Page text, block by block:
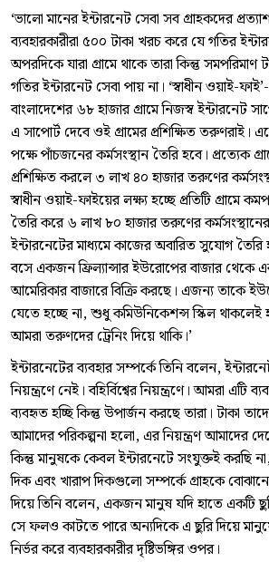
‘ভালো মানের ইন্টারনেট সেবা সব গ্রাহকদের
ব্যবহারকারীরা ৫০০ টাকা খরচ করে যে গতির
অপরদিকে যারা গ্রামে থাকে তারা কিন্তু
গতির ইন্টারনেট সেবা পায় না। ‘স্বাধীন ওয়াই-
বাংলাদেশের ৬৮ হাজার গ্রামে নিজস্ব ইন্টারনেট
এ সাপোর্ট দেবে ওই গ্রামের প্রশিক্ষিত তরুণরাই।
পক্ষে পাঁচজনের কর্মসংস্থান তৈরি হবে। প্রত্যেক
প্রশিক্ষিত করলে ৩ লাখ ৪০ হাজার তরুণের
স্বাধীন ওয়াই-ফাইয়ের লক্ষ্য হচ্ছে প্রতিটি গ্রামে
তৈরি করে ৬ লাখ ৮০ হাজার তরুণের কর্মসংস্থানের
ইন্টারনেটের মাধ্যমে কাজের অবারিত সুযোগ
বসে একজন ফ্রিল্যান্সার ইউরোপের বাজার থেকে
আমেরিকার বাজারে বিক্রি করছে। এজন্য তাকে
যেতে হচ্ছে না, শুধু কমিউনিকেশন্স স্কিল
আমরা তরুণদের ট্রেনিং দিয়ে থাকি।’
ইন্টারনেটের ব্যবহার সম্পর্কে তিনি বলেন,
নিয়ন্ত্রণে নেই। বহির্বিশ্বের নিয়ন্ত্রণে। আমরা এটি
ব্যবহৃত হচ্ছি কিন্তু উপার্জন করছে তারা। টাকা
আমাদের পরিকল্পনা হলো, এর নিয়ন্ত্রণ আমাদের
কিন্তু মানুষকে কেবল ইন্টারনেটে সংযুক্তই করছি
দিক এবং খারাপ দিকগুলো সম্পর্কে গ্রাহকে
দিয়ে তিনি বলেন, একজন মানুষ যদি হাতে একটি
সে ফলও কাটতে পারে অন্যদিকে এ ছুরি দিয়ে
নির্ভর করে ব্যবহারকারীর দৃষ্টিভঙ্গির ওপর।